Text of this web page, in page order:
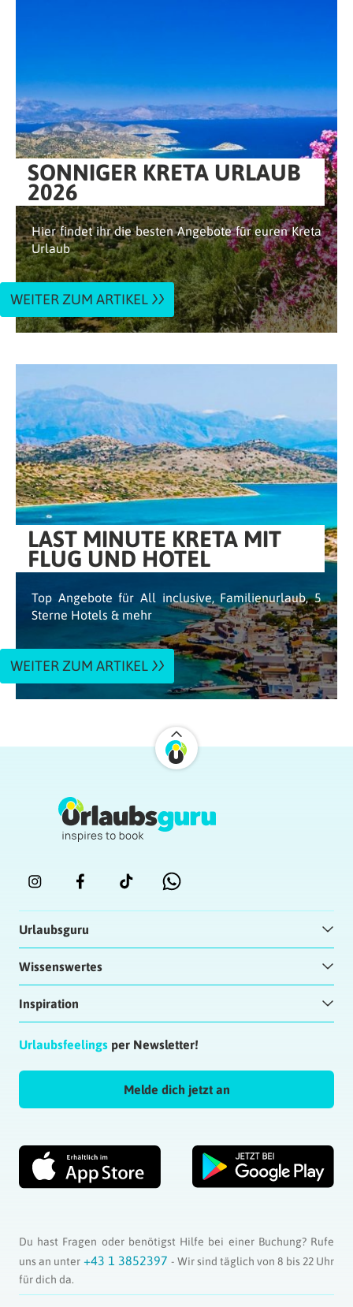
SONNIGER KRETA URLAUB
2026
Hier findet ihr die besten Angebote für euren Kreta
Urlaub
WEITER ZUM ARTIKEL
LAST MINUTE KRETA MIT
FLUG UND HOTEL
Top Angebote für All inclusive, Familienurlaub, 5
Sterne Hotels & mehr
WEITER ZUM ARTIKEL
Urlaubsguru
Wissenswertes
Inspiration
Urlaubsfeelings per Newsletter!
Melde dich jetzt an
Du hast Fragen oder benötigst Hilfe bei einer Buchung? Rufe
uns an unter +43 1 3852397- Wir sind täglich von 8 bis 22 Uhr
für dich da.